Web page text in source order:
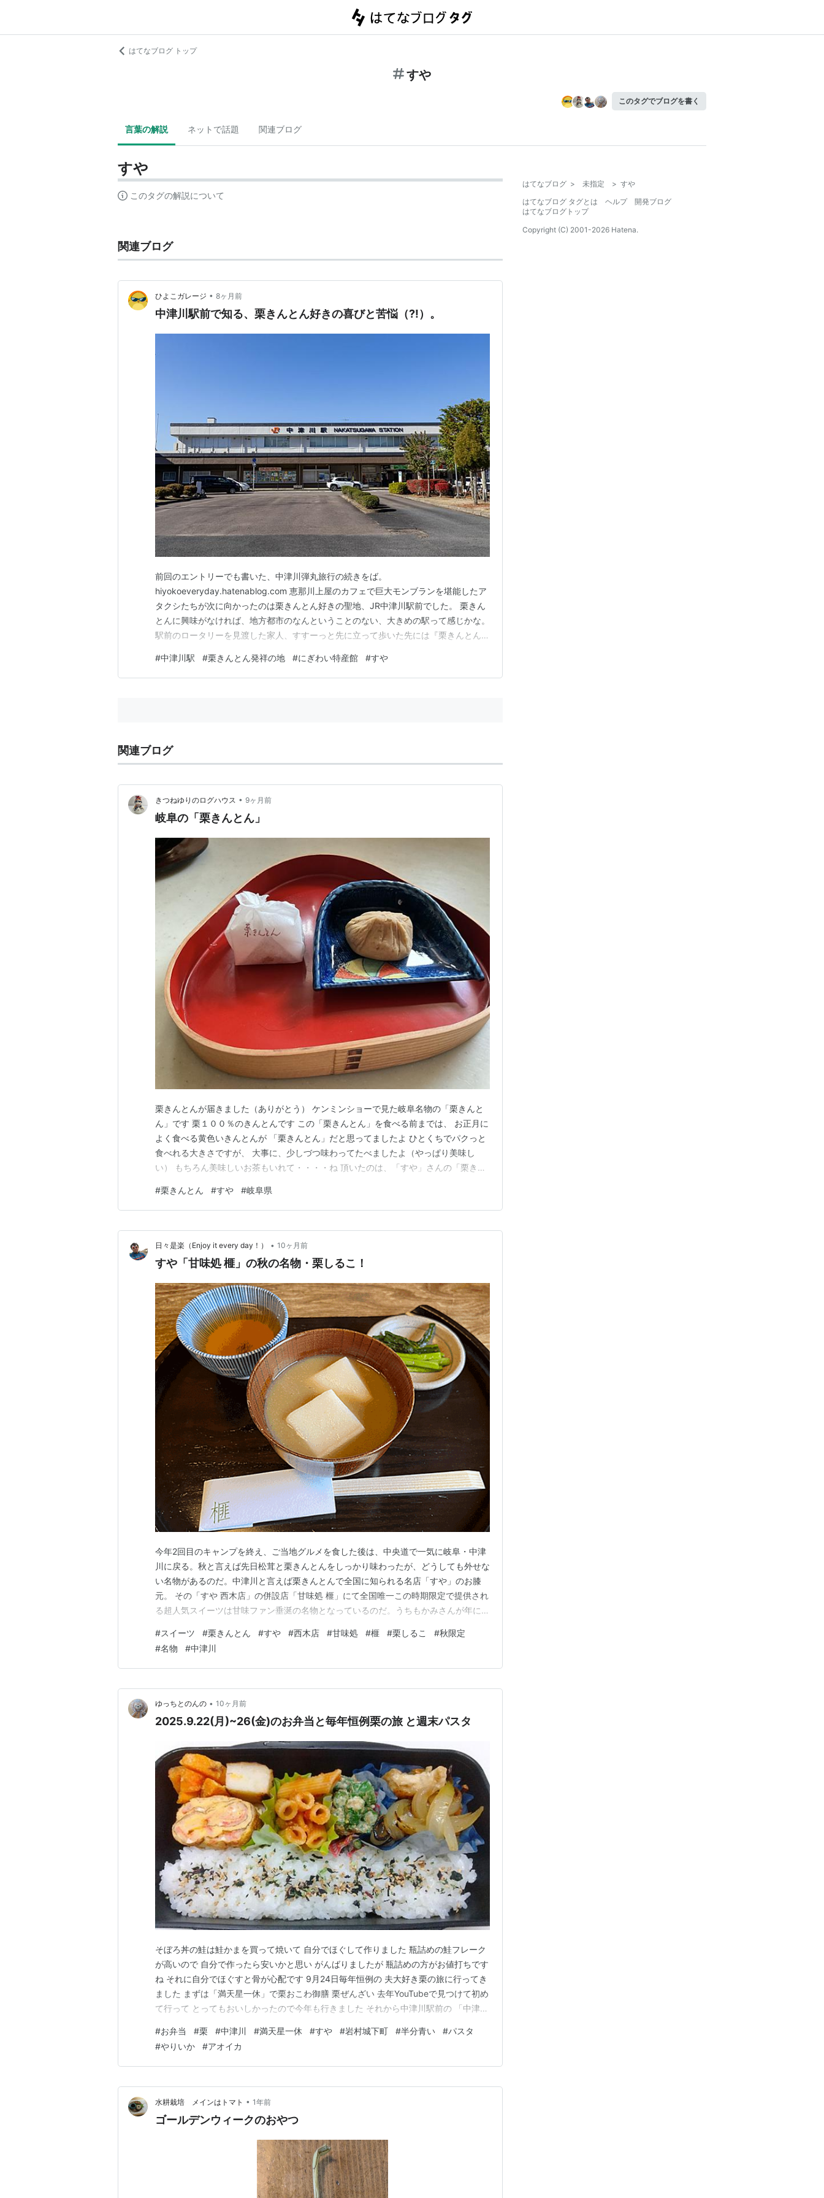
はてなブログ トップ
すや
このタグでブログを書く
言葉の解説 ネットで話題 関連ブログ
すや
このタグの解説について
関連ブログ
ひよこガレージ • 8ヶ月前
中津川駅前で知る、栗きんとん好きの喜びと苦悩（?!）。
前回のエントリーでも書いた、中津川弾丸旅行の続きをば。
hiyokoeveryday.hatenablog.com 恵那川上屋のカフェで巨大モンブランを堪能したア
タクシたちが次に向かったのは栗きんとん好きの聖地、JR中津川駅前でした。 栗きん
とんに興味がなければ、地方都市のなんということのない、大きめの駅って感じかな。
駅前のロータリーを見渡した家人、すすーっと先に立って歩いた先には『栗きんとん発
統菓子であるのだ』的な説明看板も。 盛り上がった家人はスマホを取り出して、バチ
バチ写真を撮りまくっておりましたw ここへ来…
#中津川駅 #栗きんとん発祥の地 #にぎわい特産館 #すや
関連ブログ
きつねゆりのログハウス • 9ヶ月前
岐阜の「栗きんとん」
栗きんとんが届きました（ありがとう） ケンミンショーで見た岐阜名物の「栗きんと
ん」です 栗１００％のきんとんです この「栗きんとん」を食べる前までは、 お正月に
よく食べる黄色いきんとんが 「栗きんとん」だと思ってましたよ ひとくちでパクっと
食べれる大きさですが、 大事に、少しづつ味わってたべましたよ（やっぱり美味し
い） もちろん美味しいお茶もいれて・・・・ね 頂いたのは、「すや」さんの「栗きん
を使い炊きあげた、気取らず、素朴な味わいで。「 栗ハ栗ノ味デ 」「 きんとんは栗の
かたちにもどす 」という昔からの伝統をこれ…
#栗きんとん #すや #岐阜県
日々是楽（Enjoy it every day！） • 10ヶ月前
すや「甘味処 榧」の秋の名物・栗しるこ！
今年2回目のキャンプを終え、ご当地グルメを食した後は、中央道で一気に岐阜・中津
川に戻る。秋と言えば先日松茸と栗きんとんをしっかり味わったが、どうしても外せな
い名物があるのだ。中津川と言えば栗きんとんで全国に知られる名店「すや」のお膝
元。 その「すや 西木店」の併設店「甘味処 榧」にて全国唯一この時期限定で提供され
る超人気スイーツは甘味ファン垂涎の名物となっているのだ。うちもかみさんが年に1
つけたものの・・・おいおいすごい長蛇の列。 その長〜い列の先に待っているのは秋
限定「栗しるこ」だ！もう〜ここまで来たら覚悟決めるし…
#スイーツ #栗きんとん #すや #西木店 #甘味処 #榧 #栗しるこ #秋限定
#名物 #中津川
ゆっちとのんの • 10ヶ月前
2025.9.22(月)~26(金)のお弁当と毎年恒例栗の旅 と週末パスタ
そぼろ丼の鮭は鮭かまを買って焼いて 自分でほぐして作りました 瓶詰めの鮭フレーク
が高いので 自分で作ったら安いかと思い がんばりましたが 瓶詰めの方がお値打ちです
ね それに自分でほぐすと骨が心配です 9月24日毎年恒例の 夫大好き栗の旅に行ってき
ました まずは「満天星一休」で栗おこわ御膳 栗ぜんざい 去年YouTubeで見つけて初め
て行って とってもおいしかったので今年も行きました それから中津川駅前の 「中津川
買えたり、利き酒ができます 私たちは飲めないのでできませんが・・・ 栗きんとんソ
フト すごくおいしかった…
#お弁当 #栗 #中津川 #満天星一休 #すや #岩村城下町 #半分青い #パスタ
#やりいか #アオイカ
水耕栽培 メインはトマト • 1年前
ゴールデンウィークのおやつ
はてなブログ > 未指定 > すや
はてなブログ タグとは
ヘルプ
開発ブログ
はてなブログトップ
Copyright (C) 2001-2026 Hatena.